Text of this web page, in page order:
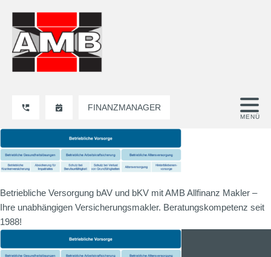
FINANZMANAGER
Betriebliche Versorgung bAV und bKV mit AMB Allfinanz Makler –
Ihre unabhängigen Versicherungsmakler. Beratungskompetenz seit
1988!